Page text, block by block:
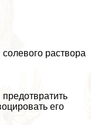
раствора
его